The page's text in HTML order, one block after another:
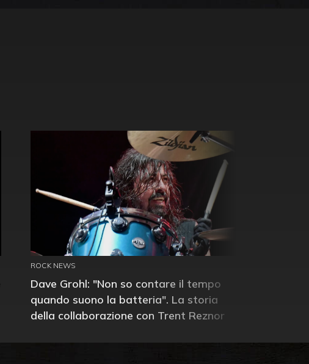
ROCK NEWS
Dave Grohl: "Non so contare il tempo
quando suono la batteria". La storia
della collaborazione con Trent Reznor